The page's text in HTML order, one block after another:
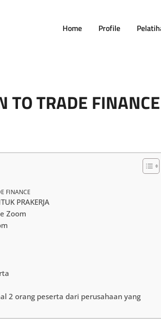
Home Profile
TO TRADE FINANCE
FINANCE
PRAKERJA
Zoom
2 orang peserta dari perusahaan yang